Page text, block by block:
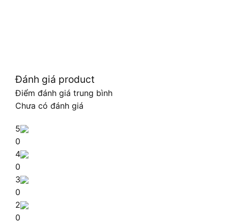
Đánh giá product
Điểm đánh giá trung bình
Chưa có đánh giá
5
0
4
0
3
0
2
0